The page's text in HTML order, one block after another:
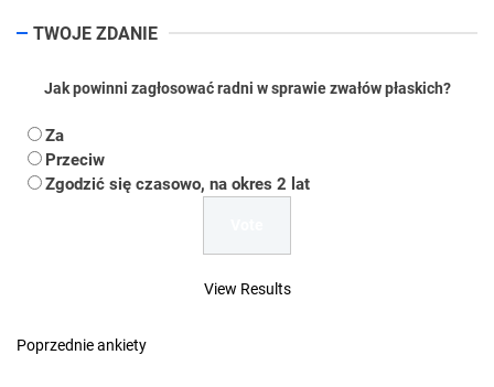
TWOJE ZDANIE
Jak powinni zagłosować radni w sprawie zwałów płaskich?
Za
Przeciw
Zgodzić się czasowo, na okres 2 lat
View Results
Poprzednie ankiety